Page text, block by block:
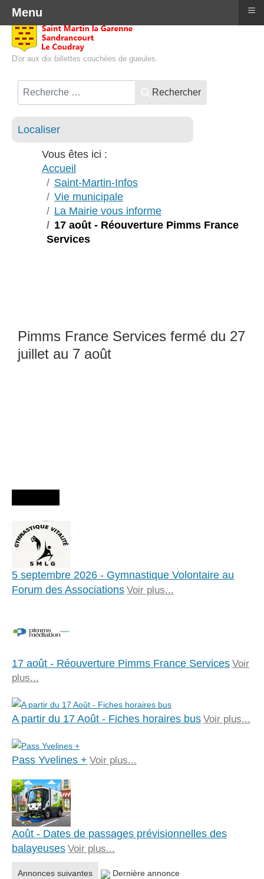
D'or aux dix billettes couchées de gueules.
Rechercher
Localiser
Vous êtes ici :
Accueil
Saint-Martin-Infos
Vie municipale
La Mairie vous informe
17 août - Réouverture Pimms France
Services
Pimms France Services fermé du 27
juillet au 7 août
5 septembre 2026 - Gymnastique Volontaire au
Forum des Associations Voir plus...
17 août - Réouverture Pimms France Services Voir
plus...
A partir du 17 Août - Fiches horaires bus Voir plus...
Pass Yvelines + Voir plus...
Août - Dates de passages prévisionnelles des
balayeuses Voir plus...
Annonces suivantes Dernière annonce
Menu ≡